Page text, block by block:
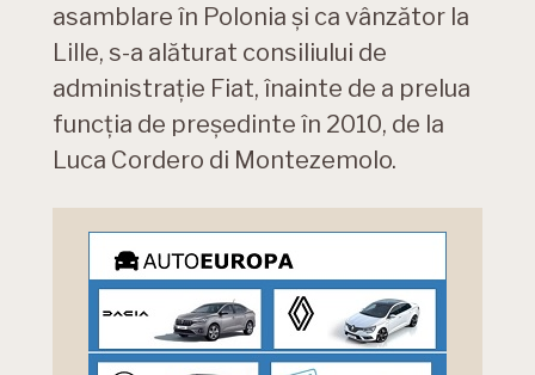
asamblare în Polonia și ca vânzător la
Lille, s-a alăturat consiliului de
administrație Fiat, înainte de a prelua
funcția de președinte în 2010, de la
Luca Cordero di Montezemolo.